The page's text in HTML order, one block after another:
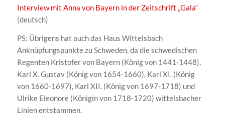
Interview mit Anna von Bayern in der Zeitschrift „Gala“
(deutsch)
PS: Übrigens hat auch das Haus Wittelsbach
Anknüpfungspunkte zu Schweden, da die schwedischen
Regenten Kristofer von Bayern (König von 1441-1448),
Karl X. Gustav (König von 1654-1660), Karl XI. (König
von 1660-1697), Karl XII. (König von 1697-1718) und
Ulrike Eleonore (Königin von 1718-1720) wittelsbacher
Linien entstammen.